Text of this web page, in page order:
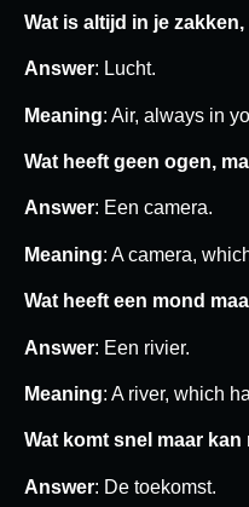
Wat is altijd in je
Answer: Lucht.
Meaning: Air, always in
Wat heeft geen ogen,
Answer: Een camera.
Meaning: A camera,
Wat heeft een mond
Answer: Een rivier.
Meaning: A river, which
Wat komt snel maar
Answer: De toekomst.